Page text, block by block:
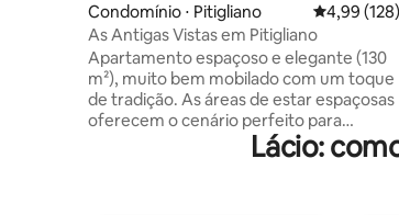
Condomínio ⋅ Pitigliano 4,99 de
4,99 (128)
As Antigas Vistas em Pitigliano
Apartamento espaçoso e elegante (130
m²), muito bem mobilado com um toque
de tradição. As áreas de estar espaçosas
oferecem o cenário perfeito para
relaxar, recarregar as energias ou
aproveitar momentos de qualidade com
Lácio: